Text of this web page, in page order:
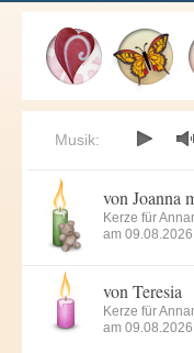
Musik:
von Joanna
Kerze für
am
von Teresia
Kerze für
am